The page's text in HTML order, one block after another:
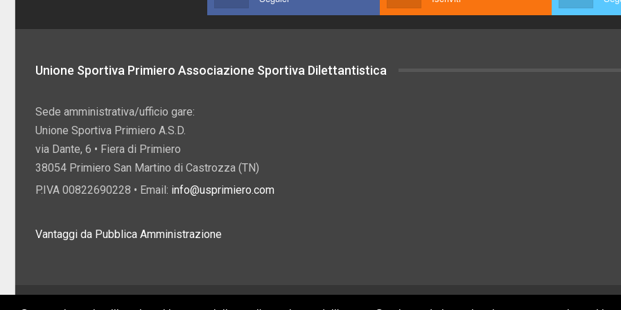
Unione Sportiva Primiero Associazione Sportiva Dilettantistica
Sede amministrativa/ufficio gare:
Unione Sportiva Primiero A.S.D.
via Dante, 6 • Fiera di Primiero
38054 Primiero San Martino di Castrozza (TN)
P.IVA 00822690228 • Email: info@usprimiero.com
Vantaggi da Pubblica Amministrazione